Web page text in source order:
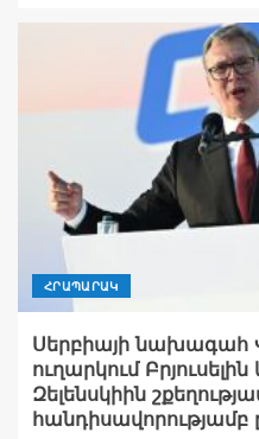
ՀՐԱՊԱՐԱԿ
Սերբիայի նախագահ
ուղարկում
Զելենսկիին
հանդիսավորությամբ